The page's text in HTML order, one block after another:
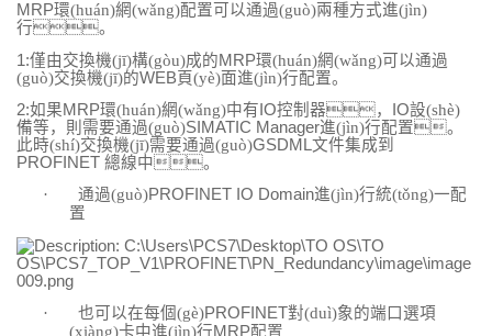
MRP環(huán)網(wǎng)配置可以通過(guò)兩種方式進(jìn)
行。
1:僅由交換機(jī)構(gòu)成的MRP環(huán)網(wǎng)可以通過
(guò)交換機(jī)的WEB頁(yè)面進(jìn)行配置。
2:如果MRP環(huán)網(wǎng)中有 IO控制器， IO設(shè)
備等，則需要通過(guò)SIMATIC Manager進(jìn)行配置。
此時(shí)交換機(jī)需要通過(guò)GSDML 文件集成到
PROFINET 總線中。
·
通過(guò)PROFINET IO Domain進(jìn)行統(tǒng)一配
置
· 也可以在每個(gè)PROFINET對(duì)象的端口選項
(xiàng)卡中進(jìn)行MRP配置